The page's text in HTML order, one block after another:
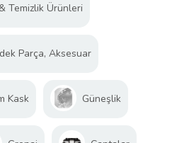
Temizlik Ürünleri
Parça, Aksesuar
Kask Güneşlik